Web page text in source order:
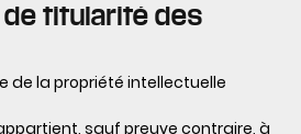
de titularité des
de la propriété intellectuelle
sauf preuve contraire, à